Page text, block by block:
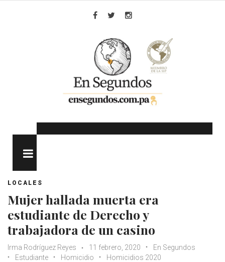
LOCALES
Mujer hallada muerta era
estudiante de Derecho y
trabajadora de un casino
Irma Rodríguez Reyes 11 febrero, 2020
En Segundos
Estudiante
Homicidio
Homicidios 2020